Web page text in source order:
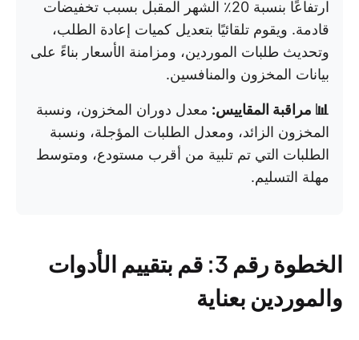
ارتفاعًا بنسبة 20٪ الشهر المقبل بسبب تخفيضات
قادمة. ويقوم تلقائيًا بتعديل كميات إعادة الطلب،
وتحديث طلبات الموردين، ومزامنة الأسعار بناءً على
بيانات المخزون والمنافسين.
📊 مراقبة المقاييس: معدل دوران المخزون، ونسبة
المخزون الزائد، ومعدل الطلبات المؤجلة، ونسبة
الطلبات التي تم تلبية من أقرب مستودع، ومتوسط
مهلة التسليم.
الخطوة رقم 3: قم بتقييم الأدوات
والموردين بعناية